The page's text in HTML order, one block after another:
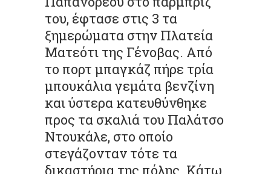
του, έφτασε στις 3 τα
ξημερώματα στην Πλατεία
Ματεότι της Γένοβας. Από
το πορτ μπαγκάζ πήρε τρία
μπουκάλια γεμάτα βενζίνη
και ύστερα κατευθύνθηκε
προς τα σκαλιά του Παλάτσο
Ντουκάλε, στο οποίο
στεγάζονταν τότε τα
δικαστήρια της πόλης. Κάτω